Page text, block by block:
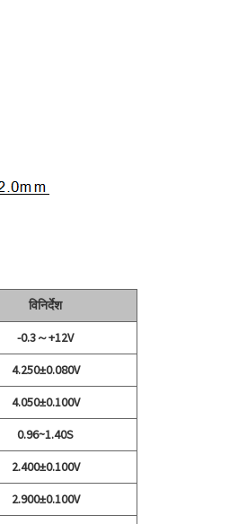
विनिर्देश
-0.3～+12V
4.250±0.080V
4.050±0.100V
0.96~1.40S
2.400±0.100V
2.900±0.100V